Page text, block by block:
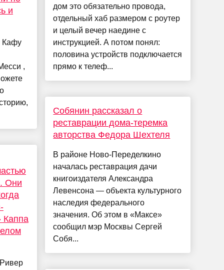
и
Кафу
,
Они
Каппа
дом это обязательно провода,
отдельный хаб размером с роутер
и целый вечер наедине с
инструкцией. А потом понял:
половина устройств подключается
прямо к телеф...
Собянин рассказал о
реставрации дома-теремка
авторства Федора Шехтеля
В районе Ново-Переделкино
началась реставрация дачи
книгоиздателя Александра
Левенсона — объекта культурного
наследия федерального
значения. Об этом в «Максе»
сообщил мэр Москвы Сергей
Собя...